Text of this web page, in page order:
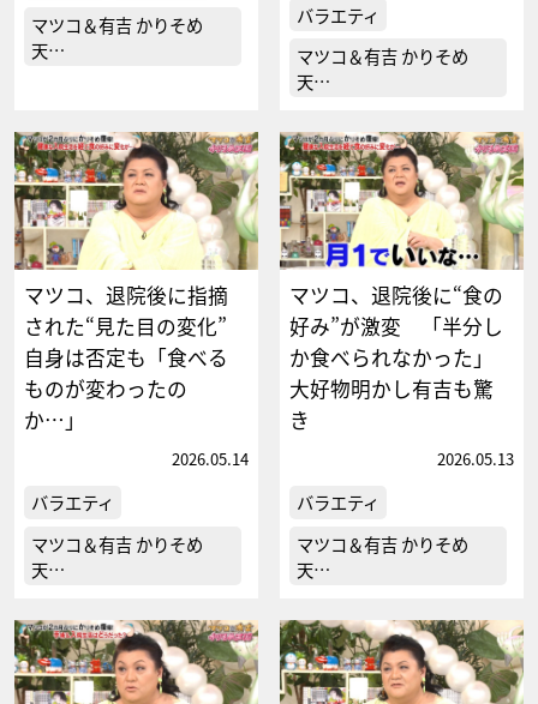
マツコ＆有吉 かりそめ
天…
バラエティ
マツコ＆有吉 かりそめ
天…
マツコ、退院後に指摘
された“見た目の変化”
自身は否定も「食べる
ものが変わったの
か…」
2026.05.14
バラエティ
マツコ＆有吉 かりそめ
天…
マツコ、退院後に“食の
好み”が激変 「半分し
か食べられなかった」
大好物明かし有吉も驚
き
2026.05.13
バラエティ
マツコ＆有吉 かりそめ
天…